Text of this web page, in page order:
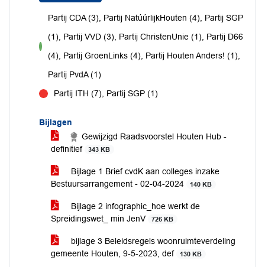
voor
Partij CDA (3), Partij NatúúrlijkHouten (4), Partij SGP
(1), Partij VVD (3), Partij ChristenUnie (1), Partij D66
(4), Partij GroenLinks (4), Partij Houten Anders! (1),
Partij PvdA (1)
Partij ITH (7), Partij SGP (1)
Bijlagen
Gewijzigd Raadsvoorstel Houten Hub -
definitief
343 KB
Bijlage 1 Brief cvdK aan colleges inzake
Bestuursarrangement - 02-04-2024
140 KB
Bijlage 2 infographic_hoe werkt de
Spreidingswet_ min JenV
726 KB
bijlage 3 Beleidsregels woonruimteverdeling
gemeente Houten, 9-5-2023, def
130 KB